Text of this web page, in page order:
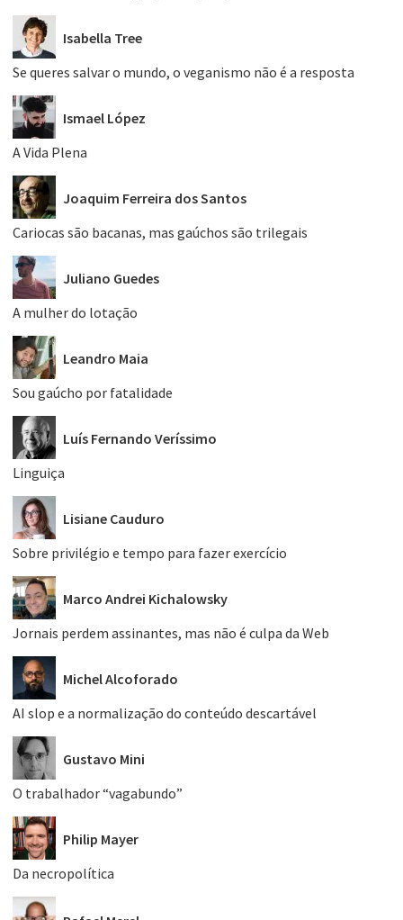
Isabella Tree
Se queres salvar o mundo, o veganismo não é a resposta
Ismael López
A Vida Plena
Joaquim Ferreira dos Santos
Cariocas são bacanas, mas gaúchos são trilegais
Juliano Guedes
A mulher do lotação
Leandro Maia
Sou gaúcho por fatalidade
Luís Fernando Veríssimo
Linguiça
Lisiane Cauduro
Sobre privilégio e tempo para fazer exercício
Marco Andrei Kichalowsky
Jornais perdem assinantes, mas não é culpa da Web
Michel Alcoforado
AI slop e a normalização do conteúdo descartável
Gustavo Mini
O trabalhador “vagabundo”
Philip Mayer
Da necropolítica